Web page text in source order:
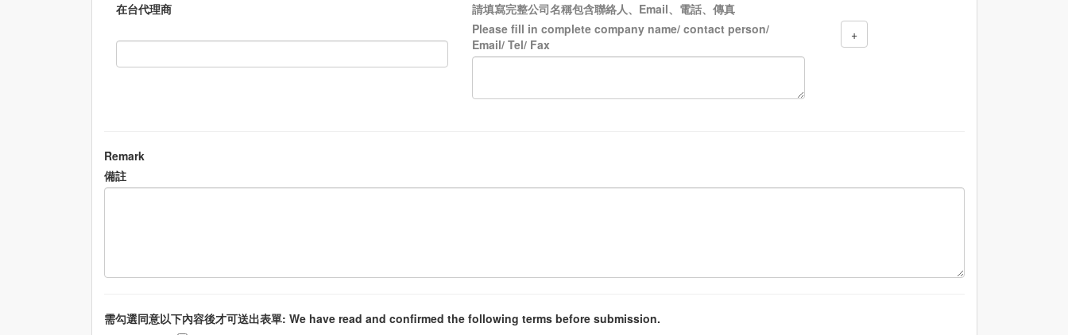
在台代理商
請填寫完整公司名稱包含聯絡人、Email、電話、傳真
Please fill in complete company name/ contact person/
Email/ Tel/ Fax
Remark
備註
需勾選同意以下內容後才可送出表單: We have read and confirmed the following terms before submission.